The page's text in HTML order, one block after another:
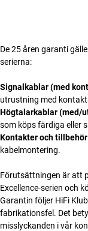
De 25 åren garanti
serierna:
Signalkablar (med
utrustning med
Högtalarkablar (med/
som köps färdiga eller
Kontakter och tillbehör
kabelmontering.
Förutsättningen är att
Excellence-serien och
Garantin följer HiFi
fabrikationsfel. Det
misslyckanden i vår